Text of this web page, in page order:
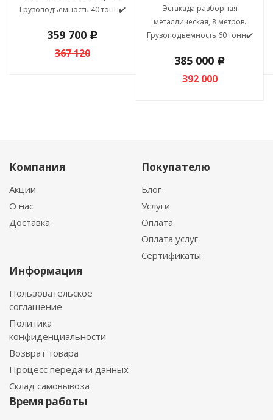
Грузоподъемность 40 тонн✔️
359 700 c
367 120
Эстакада разборная
металлическая, 8 метров.
Грузоподъемность 60 тонн✔️
385 000 c
392 000
Компания
Акции
О нас
Доставка
Покупателю
Блог
Услуги
Оплата
Оплата услуг
Сертификаты
Информация
Пользовательское
соглашение
Политика
конфиденциальности
Возврат товара
Процесс передачи данных
Склад самовывоза
Время работы